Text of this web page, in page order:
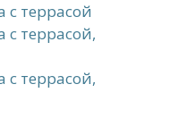
террасой
террасой,
террасой,